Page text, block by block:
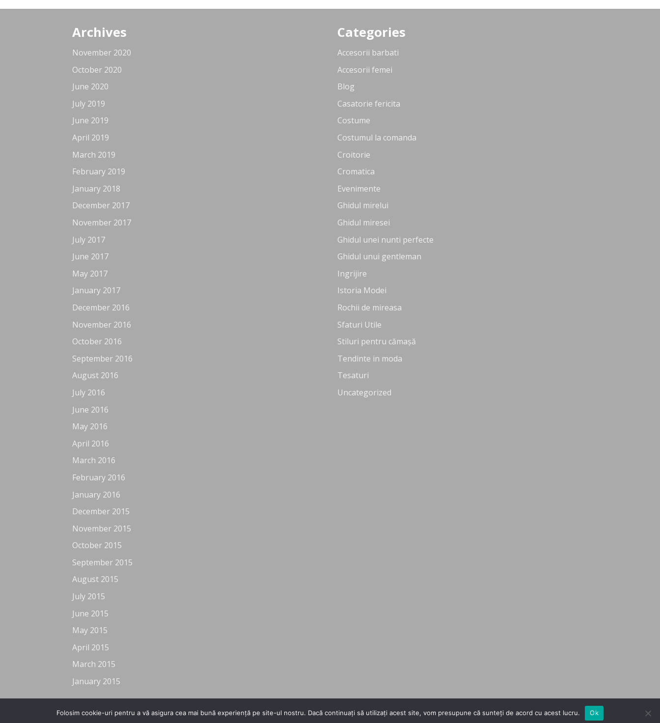
Archives
November 2020
October 2020
June 2020
July 2019
June 2019
April 2019
March 2019
February 2019
January 2018
December 2017
November 2017
July 2017
June 2017
May 2017
January 2017
December 2016
November 2016
October 2016
September 2016
August 2016
July 2016
June 2016
May 2016
April 2016
March 2016
February 2016
January 2016
December 2015
November 2015
October 2015
September 2015
August 2015
July 2015
June 2015
May 2015
April 2015
March 2015
January 2015
Categories
Accesorii barbati
Accesorii femei
Blog
Casatorie fericita
Costume
Costumul la comanda
Croitorie
Cromatica
Evenimente
Ghidul mirelui
Ghidul miresei
Ghidul unei nunti perfecte
Ghidul unui gentleman
Ingrijire
Istoria Modei
Rochii de mireasa
Sfaturi Utile
Stiluri pentru cămașă
Tendinte in moda
Tesaturi
Uncategorized
Copyright 2026 ©Flatsome Theme
Folosim cookie-uri pentru a vă asigura cea mai bună experiență pe site-ul nostru. Dacă continuați să utilizați acest site, vom presupune că sunteți de acord cu acest lucru. Ok